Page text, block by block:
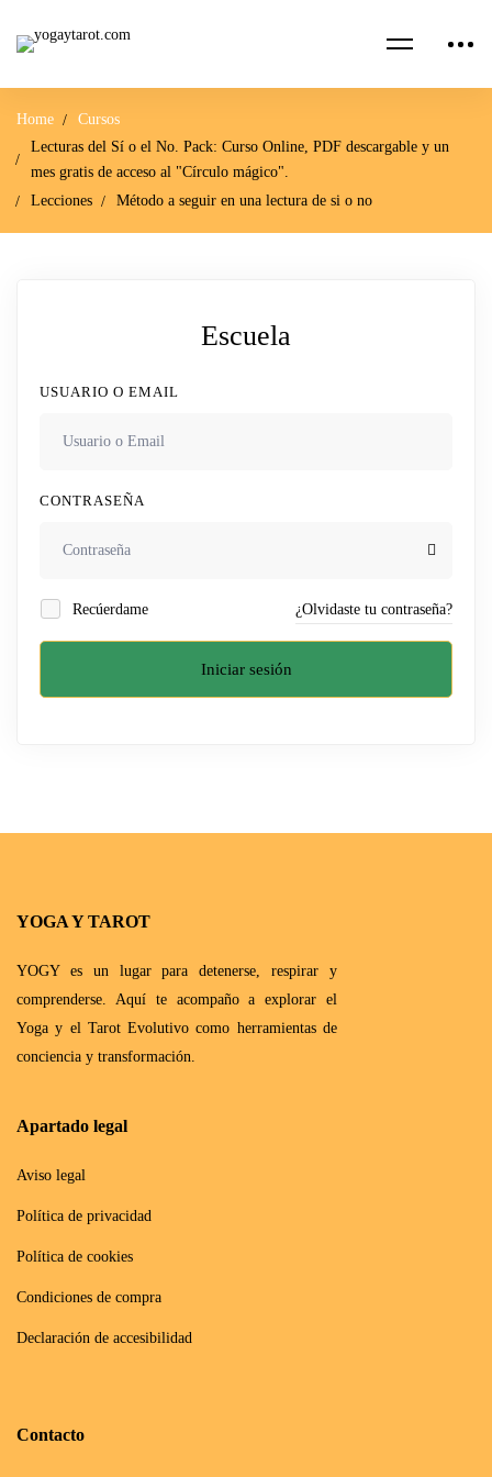
Home
Cursos
Lecturas del Sí o el No. Pack: Curso Online, PDF descargable y un
mes gratis de acceso al "Círculo mágico".
Lecciones
Método a seguir en una lectura de si o no
Escuela
USUARIO O EMAIL
CONTRASEÑA
Recúerdame ¿Olvidaste tu contraseña?
Iniciar sesión
YOGA Y TAROT
YOGY es un lugar para detenerse, respirar y
comprenderse. Aquí te acompaño a explorar el
Yoga y el Tarot Evolutivo como herramientas de
conciencia y transformación.
Apartado legal
Aviso legal
Política de privacidad
Política de cookies
Condiciones de compra
Declaración de accesibilidad
Contacto